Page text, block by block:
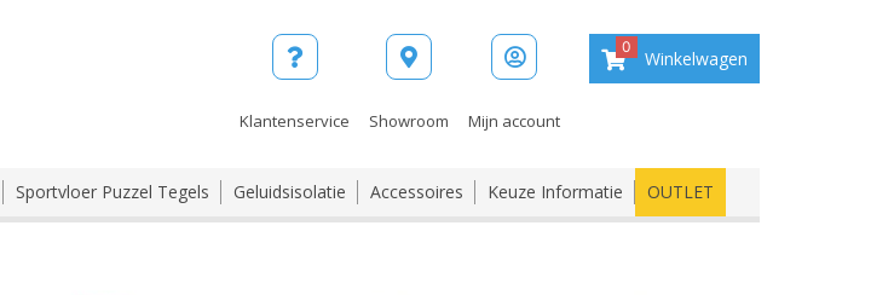
Klantenservice Showroom Mijn account
Winkelwagen
0
Sportvloer Puzzel Tegels Geluidsisolatie Accessoires Keuze Informatie OUTLET